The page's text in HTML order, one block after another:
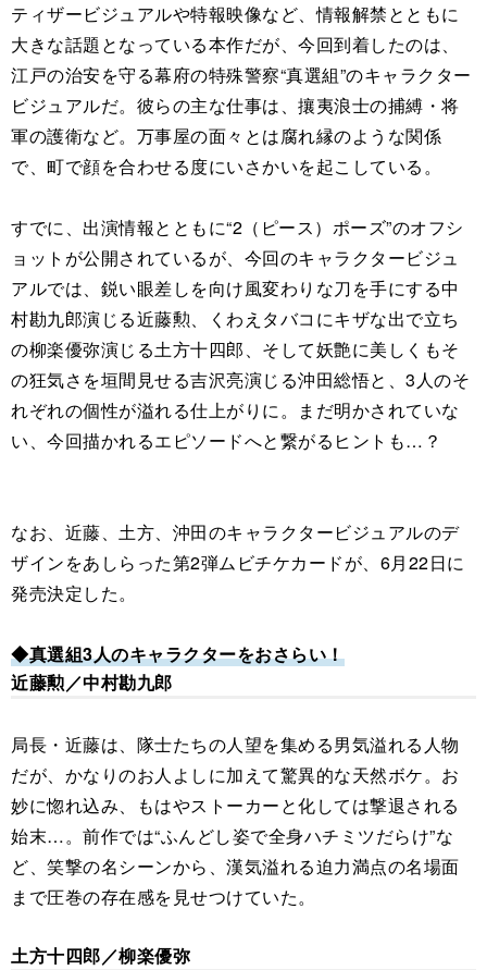
ティザービジュアルや特報映像など、情報解禁とともに
大きな話題となっている本作だが、今回到着したのは、
江戸の治安を守る幕府の特殊警察“真選組”のキャラクター
ビジュアルだ。彼らの主な仕事は、攘夷浪士の捕縛・将
軍の護衛など。万事屋の面々とは腐れ縁のような関係
で、町で顔を合わせる度にいさかいを起こしている。
すでに、出演情報とともに“2（ピース）ポーズ”のオフシ
ョットが公開されているが、今回のキャラクタービジュ
アルでは、鋭い眼差しを向け風変わりな刀を手にする中
村勘九郎演じる近藤勲、くわえタバコにキザな出で立ち
の柳楽優弥演じる土方十四郎、そして妖艶に美しくもそ
の狂気さを垣間見せる吉沢亮演じる沖田総悟と、3人のそ
れぞれの個性が溢れる仕上がりに。まだ明かされていな
い、今回描かれるエピソードへと繋がるヒントも…？
なお、近藤、土方、沖田のキャラクタービジュアルのデ
ザインをあしらった第2弾ムビチケカードが、6月22日に
発売決定した。
◆真選組3人のキャラクターをおさらい！
近藤勲／中村勘九郎
局長・近藤は、隊士たちの人望を集める男気溢れる人物
だが、かなりのお人よしに加えて驚異的な天然ボケ。お
妙に惚れ込み、もはやストーカーと化しては撃退される
始末…。前作では“ふんどし姿で全身ハチミツだらけ”な
ど、笑撃の名シーンから、漢気溢れる迫力満点の名場面
まで圧巻の存在感を見せつけていた。
土方十四郎／柳楽優弥